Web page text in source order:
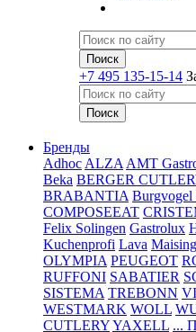
+7 495 135-15-14
Бренды
Adhoc ALZA AMT
Beka BERGER
BRABANTIA Burgvogel
COMPOSEEAT
Felix Solingen Gastrolux
Kuchenprofi Lava
OLYMPIA PEUGEOT
RUFFONI SABATIER
SISTEMA TREBONN
WESTMARK WOLL
CUTLERYYAXELL ...